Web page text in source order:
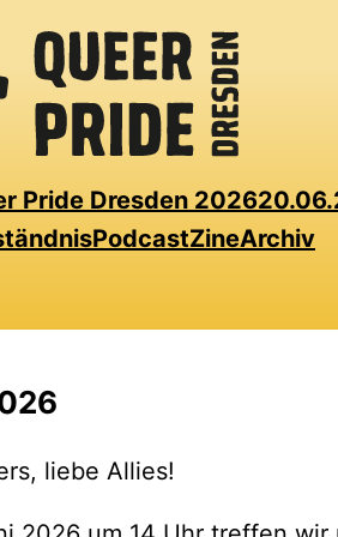
Pride Dresden 2026
PodcastZineArchiv
liebe Allies!